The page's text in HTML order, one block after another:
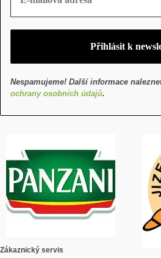
Nespamujeme! Další informace
ochrany osobních údajů.
Zákaznický servis